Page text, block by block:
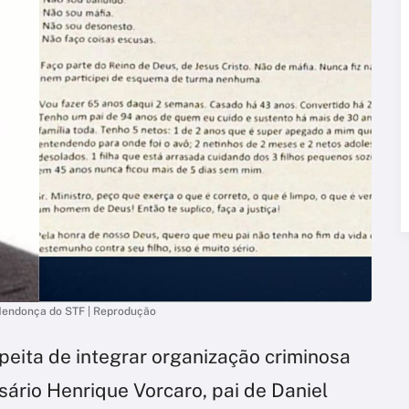
do STF | Reprodução
de integrar organização criminosa
Henrique Vorcaro, pai de Daniel